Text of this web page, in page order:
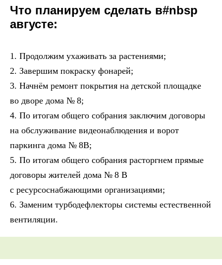
Что планируем сделать в#nbsp
августе:
1. Продолжим ухаживать за растениями;
2. Завершим покраску фонарей;
3. Начнём ремонт покрытия на детской площадке
во дворе дома № 8;
4. По итогам общего собрания заключим договоры
на обслуживание видеонаблюдения и ворот
паркинга дома № 8В;
5. По итогам общего собрания расторгнем прямые
договоры жителей дома № 8 В
с ресурсоснабжающими организациями;
6. Заменим турбодефлекторы системы естественной
вентиляции.